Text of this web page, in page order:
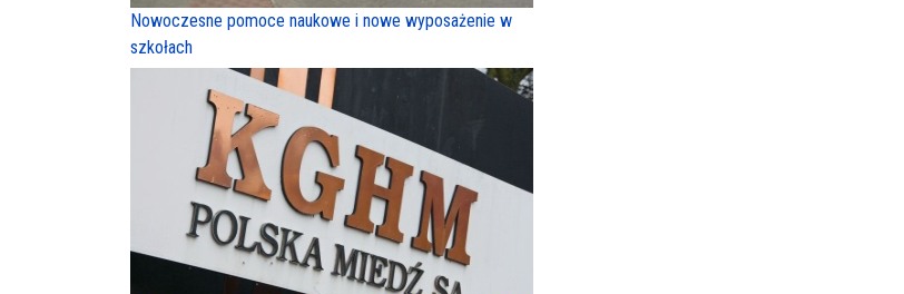
Nowoczesne pomoce naukowe i nowe wyposażenie w
szkołach